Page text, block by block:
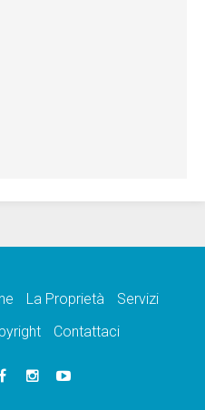
La Proprietà
Servizi
Contattaci